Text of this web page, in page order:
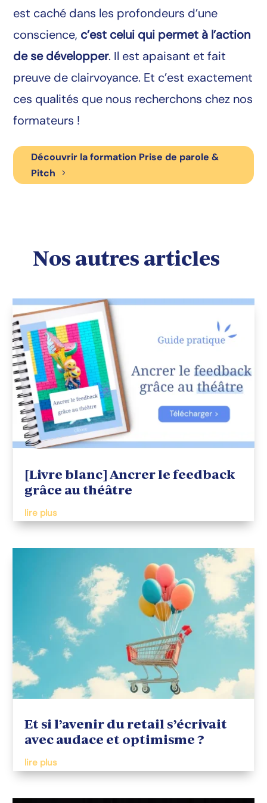
est caché dans les profondeurs d’une
conscience, c’est celui qui permet à l’action
de se développer. Il est apaisant et fait
preuve de clairvoyance. Et c’est exactement
ces qualités que nous recherchons chez nos
formateurs !
Découvrir la formation Prise de parole &
Pitch
Nos autres articles
[Livre blanc] Ancrer le feedback
grâce au théâtre
lire plus
Et si l’avenir du retail s’écrivait
avec audace et optimisme ?
lire plus